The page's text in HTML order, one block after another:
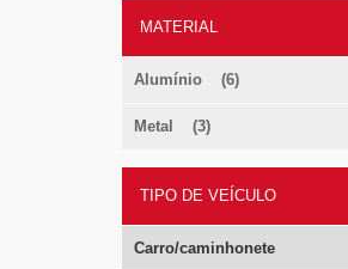
MATERIAL
Alumínio (6)
Metal (3)
TIPO DE VEÍCULO
Carro/caminhonete